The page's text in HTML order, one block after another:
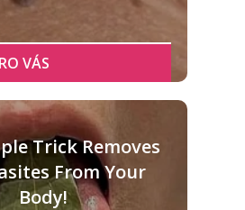
Trick Removes
From Your
Body!